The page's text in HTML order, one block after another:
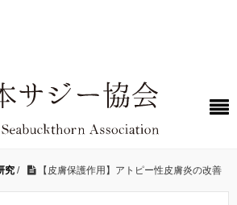
究 / 【皮膚保護作用】アトピー性皮膚炎の改善